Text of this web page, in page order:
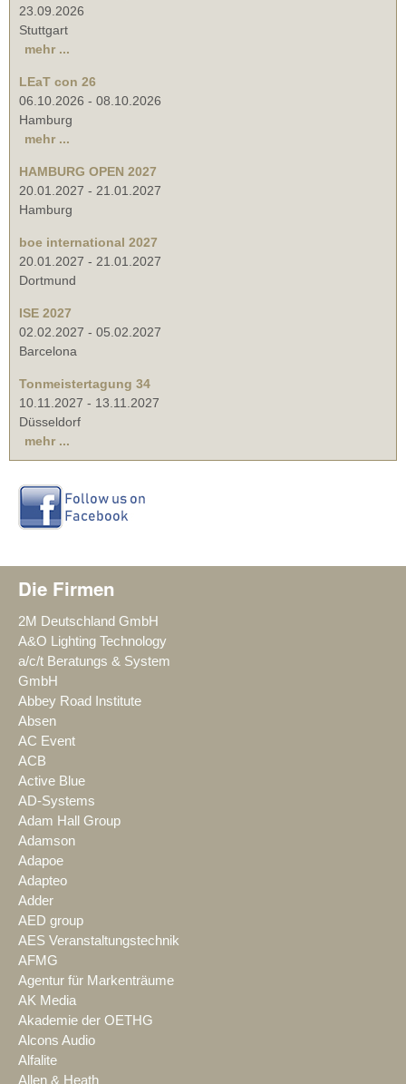
23.09.2026
Stuttgart
mehr ...
LEaT con 26
06.10.2026 - 08.10.2026
Hamburg
mehr ...
HAMBURG OPEN 2027
20.01.2027 - 21.01.2027
Hamburg
boe international 2027
20.01.2027 - 21.01.2027
Dortmund
ISE 2027
02.02.2027 - 05.02.2027
Barcelona
Tonmeistertagung 34
10.11.2027 - 13.11.2027
Düsseldorf
mehr ...
Die Firmen
2M Deutschland GmbH
A&O Lighting Technology
a/c/t Beratungs & System
GmbH
Abbey Road Institute
Absen
AC Event
ACB
Active Blue
AD-Systems
Adam Hall Group
Adamson
Adapoe
Adapteo
Adder
AED group
AES Veranstaltungstechnik
AFMG
Agentur für Markenträume
AK Media
Akademie der OETHG
Alcons Audio
Alfalite
Allen & Heath